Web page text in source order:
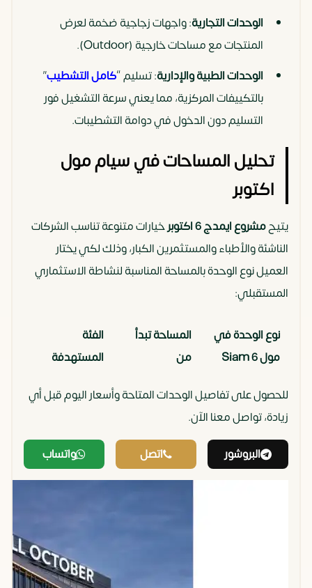
الوحدات التجارية: واجهات زجاجية ضخمة لعرض
المنتجات مع مساحات خارجية (Outdoor).
الوحدات الطبية والإدارية: تسليم “كامل التشطيب”
بالتكييفات المركزية، مما يعني سرعة التشغيل فور
التسليم دون الدخول في دوامة التشطيبات.
تحليل المساحات في سيام مول
اكتوبر
يتيحمشروع ايمدج 6 اكتوبر
خيارات متنوعة تناسب الشركات
الناشئة والأطباء والمستثمرين الكبار، وذلك لكي يختار
العميل نوع الوحدة بالمساحة المناسبة لنشاطة الاستثماري
المستقبلي:
نوع الوحدة في
مول Siam 6
المساحة تبدأ
من
الفئة
المستهدفة
تجاري للبيع في
6 اكتوبر
44 م²
كافيهات،
مطاعم.
(تسليم تشطيب
كامل).
للحصول على تفاصيل الوحدات المتاحة وأسعار اليوم قبل أي
زيادة، تواصل معنا الآن.
البروشور اتصل واتساب